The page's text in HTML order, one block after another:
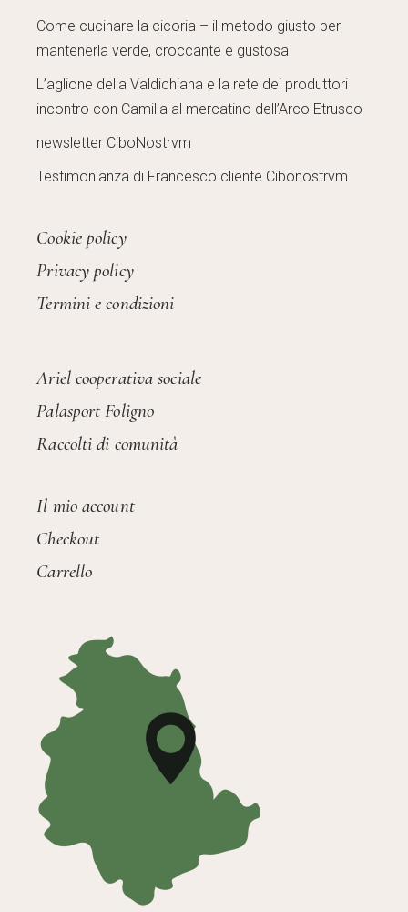
Come cucinare la cicoria – il metodo giusto per
mantenerla verde, croccante e gustosa
L’aglione della Valdichiana e la rete dei produttori
incontro con Camilla al mercatino dell’Arco Etrusco
newsletter CiboNostrvm
Testimonianza di Francesco cliente Cibonostrvm
Cookie policy
Privacy policy
Termini e condizioni
Ariel cooperativa sociale
Palasport Foligno
Raccolti di comunità
Il mio account
Checkout
Carrello